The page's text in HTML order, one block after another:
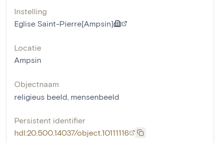
Instelling
Eglise Saint-Pierre[Ampsin]
Locatie
Ampsin
Objectnaam
religieus beeld, mensenbeeld
Persistent identifier
hdl:20.500.14037/object.10111116